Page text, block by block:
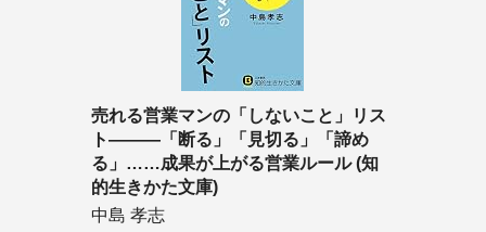
売れる営業マンの「しないこと」リス
ト―――「断る」「見切る」「諦め
る」……成果が上がる営業ルール (知
的生きかた文庫)
中島 孝志